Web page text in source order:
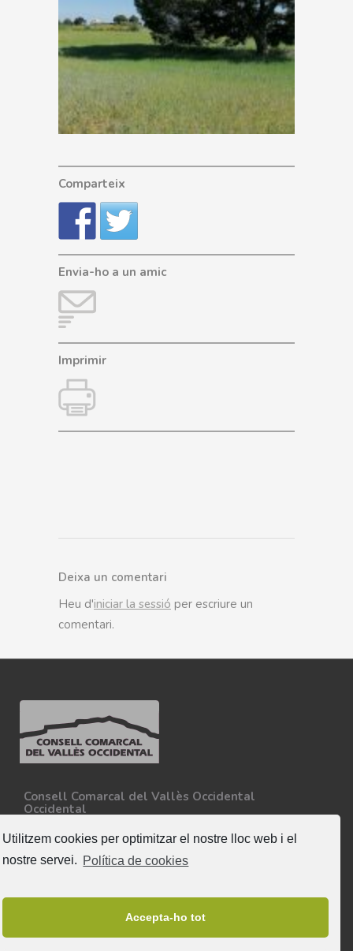
Utilitzem cookies per optimitzar el nostre lloc web i el
nostre servei. Política de cookies
Accepta-ho tot
Comparteix
Envia-ho a un amic
Imprimir
Deixa un comentari
Heu d'iniciar la sessió per escriure un
comentari.
Consell Comarcal del Vallès Occidental
Occidental
08227 - Terrassa
Tel. 93 727 35 34